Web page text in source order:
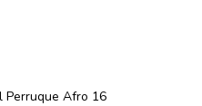
Perruque Afro 16